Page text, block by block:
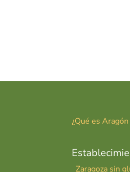
¿Qué es
Zaragoza sin